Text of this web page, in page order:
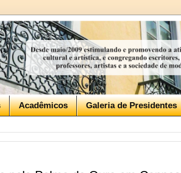
Acadêmicos Galeria de Presidentes